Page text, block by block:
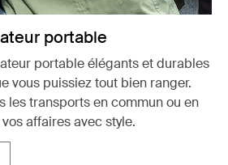
portable
portable élégants et durables
vous puissiez tout bien ranger.
les transports en commun ou en
affaires avec style.